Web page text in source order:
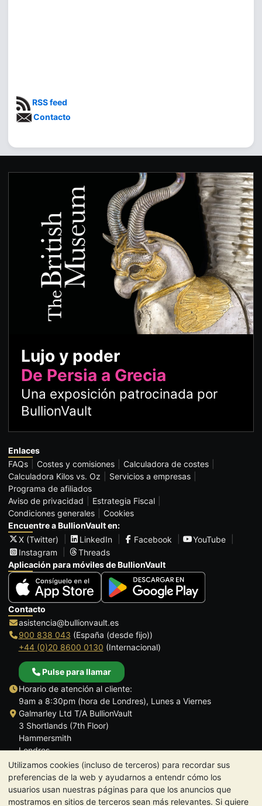
Utilizamos cookies (incluso de terceros) para recordar sus
preferencias de la web y ayudarnos a entendr cómo los
usuarios usan nuestras páginas para que los anuncios que
mostramos en sitios de terceros sean más relevantes. Si quiere
RSS feed
Contacto
Lujo y poder
De Persia a Grecia
Una exposición patrocinada por
BullionVault
Enlaces
FAQs
Costes y comisiones
Calculadora de costes
Calculadora Kilos vs. Oz
Servicios a empresas
Programa de afiliados
Aviso de privacidad
Estrategia Fiscal
Condiciones generales
Cookies
Encuentre a BullionVault en:
X (Twitter)
LinkedIn Facebook
YouTube
Instagram
Threads
Aplicación para móviles de BullionVault
Contacto
asistencia@bullionvault.es
900 838 043 (España (desde fijo))
+44 (0)20 8600 0130 (Internacional)
Pulse para llamar
Horario de atención al cliente:
9am a 8:30pm (hora de Londres), Lunes a Viernes
Galmarley Ltd T/A BullionVault
3 Shortlands (7th Floor)
Hammersmith
Londres
W6 8DA
Reino Unido